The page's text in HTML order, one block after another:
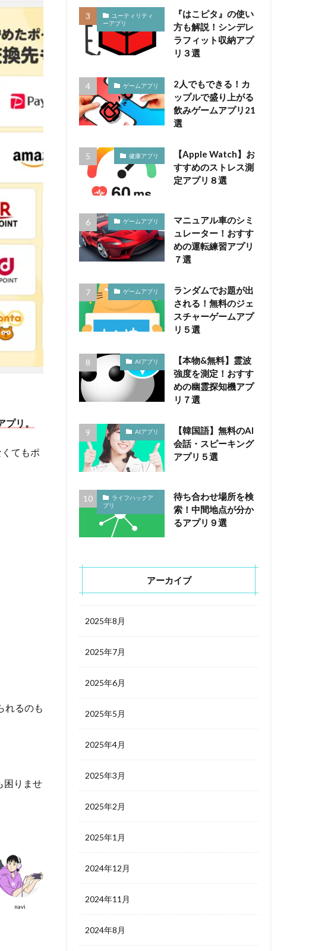
リ。
てもポ
れるのも
困りませ
navi
ユーティリティ
ーアプリ
『はこピタ』の使い
方も解説！シンデレ
ラフィット収納アプ
リ３選
ゲームアプリ
2人でもできる！カ
ップルで盛り上がる
飲みゲームアプリ21
選
健康アプリ
【Apple Watch】お
すすめのストレス測
定アプリ８選
ゲームアプリ
マニュアル車のシミ
ュレーター！おすす
めの運転練習アプリ
７選
ゲームアプリ
ランダムでお題が出
される！無料のジェ
スチャーゲームアプ
リ５選
AIアプリ
【本物&無料】霊波
強度を測定！おすす
めの幽霊探知機アプ
リ７選
AIアプリ
【韓国語】無料のAI
会話・スピーキング
アプリ５選
ライフハックア
プリ
待ち合わせ場所を検
索！中間地点が分か
るアプリ９選
アーカイブ
2025年8月
2025年7月
2025年6月
2025年5月
2025年4月
2025年3月
2025年2月
2025年1月
2024年12月
2024年11月
2024年8月